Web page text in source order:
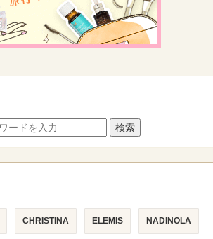
検索
CHRISTINA ELEMIS NADINOLA